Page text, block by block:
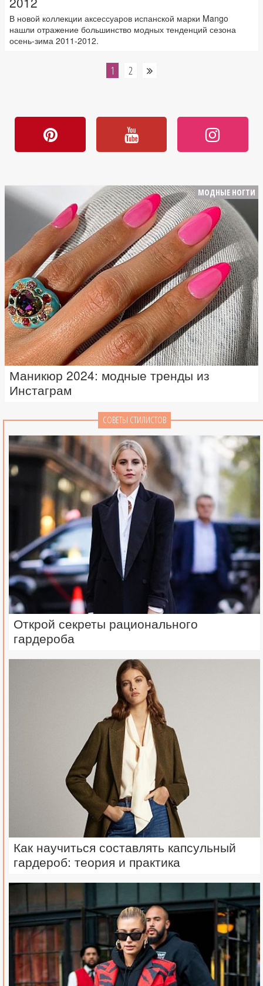
В новой коллекции аксессуаров испанской марки Mango
нашли отражение большинство модных тенденций сезона
осень-зима 2011-2012.
1 2
МОДНЫЕ НОГТИ
Маникюр 2024: модные тренды из
Инстаграм
СОВЕТЫ СТИЛИСТОВ
Открой секреты рационального
гардероба
Как научиться составлять капсульный
гардероб: теория и практика